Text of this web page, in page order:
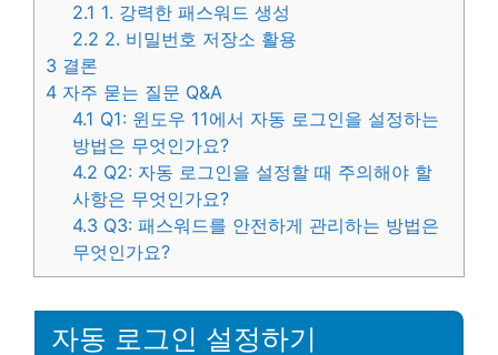
2.1 1. 강력한 패스워드 생성
2.2 2. 비밀번호 저장소 활용
3 결론
4 자주 묻는 질문 Q&A
4.1 Q1: 윈도우 11에서 자동 로그인을 설정하는
방법은 무엇인가요?
4.2 Q2: 자동 로그인을 설정할 때 주의해야 할
사항은 무엇인가요?
4.3 Q3: 패스워드를 안전하게 관리하는 방법은
무엇인가요?
자동 로그인 설정하기